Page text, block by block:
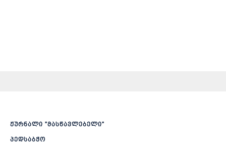
ჟურნალი ”მასწავლებელი”
პედსაბჭო